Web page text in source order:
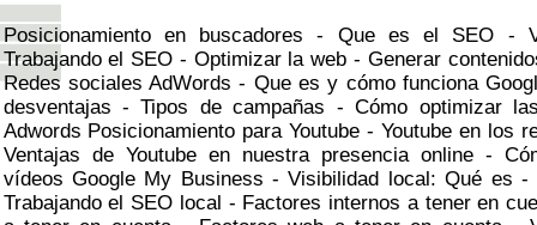
Posicionamiento en buscadores - Que es el SEO -
Trabajando el SEO - Optimizar la web - Generar
Redes sociales AdWords - Que es y cómo funciona
desventajas - Tipos de campañas - Cómo optimizar
Adwords Posicionamiento para Youtube - Youtube en los
Ventajas de Youtube en nuestra presencia online -
vídeos Google My Business - Visibilidad local: Qué es -
Trabajando el SEO local - Factores internos a tener en